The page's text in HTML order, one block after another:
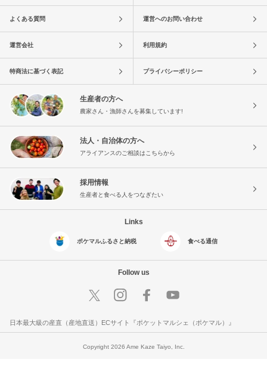
よくある質問 運営へのお問い合わせ
運営会社 利用規約
特商法に基づく表記 プライバシーポリシー
生産者の方へ
農家さん・漁師さんを募集しています!
法人・自治体の方へ
アライアンスのご相談はこちらから
採用情報
生産者と食べる人をつなぎたい
Links
ポケマルふるさと納税 食べる通信
Follow us
日本最大級の産直（産地直送）ECサイト『ポケットマルシェ（ポケマル）』
Copyright 2026 Ame Kaze Taiyo, Inc.